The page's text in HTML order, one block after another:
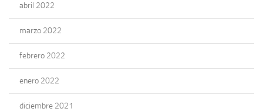
abril 2022
marzo 2022
febrero 2022
enero 2022
diciembre 2021